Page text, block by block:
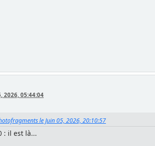
2026, 05:44:04
le Juin 05, 2026, 20:10:57
: il est là...